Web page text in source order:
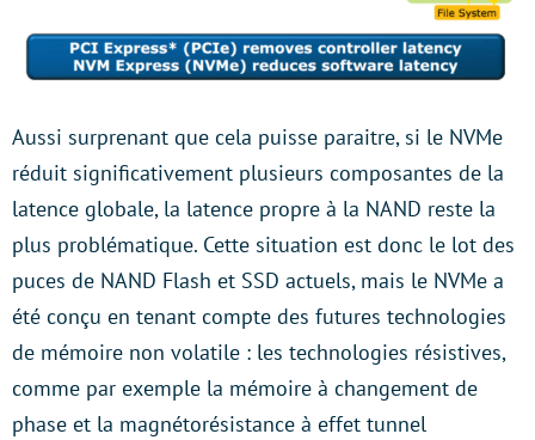
Aussi surprenant que cela puisse paraitre, si le NVMe
réduit significativement plusieurs composantes de la
latence globale, la latence propre à la NAND reste la
plus problématique. Cette situation est donc le lot des
puces de NAND Flash et SSD actuels, mais le NVMe a
été conçu en tenant compte des futures technologies
de mémoire non volatile : les technologies résistives,
comme par exemple la mémoire à changement de
phase et la magnétorésistance à effet tunnel